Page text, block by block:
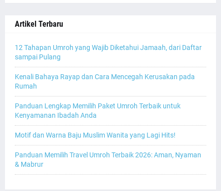
Artikel Terbaru
12 Tahapan Umroh yang Wajib Diketahui Jamaah, dari Daftar
sampai Pulang
Kenali Bahaya Rayap dan Cara Mencegah Kerusakan pada
Rumah
Panduan Lengkap Memilih Paket Umroh Terbaik untuk
Kenyamanan Ibadah Anda
Motif dan Warna Baju Muslim Wanita yang Lagi Hits!
Panduan Memilih Travel Umroh Terbaik 2026: Aman, Nyaman
& Mabrur